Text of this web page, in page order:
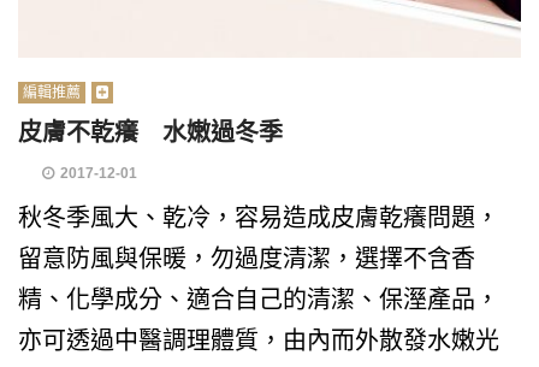
編輯推薦
皮膚不乾癢 水嫩過冬季
2017-12-01
秋冬季風大、乾冷，容易造成皮膚乾癢問題，
留意防風與保暖，勿過度清潔，選擇不含香
精、化學成分、適合自己的清潔、保溼產品，
亦可透過中醫調理體質，由內而外散發水嫩光